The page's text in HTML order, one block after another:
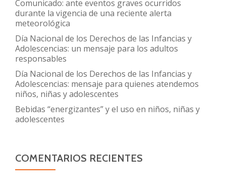
Comunicado: ante eventos graves ocurridos
durante la vigencia de una reciente alerta
meteorológica
Día Nacional de los Derechos de las Infancias y
Adolescencias: un mensaje para los adultos
responsables
Día Nacional de los Derechos de las Infancias y
Adolescencias: mensaje para quienes atendemos
niños, niñas y adolescentes
Bebidas “energizantes” y el uso en niños, niñas y
adolescentes
COMENTARIOS RECIENTES